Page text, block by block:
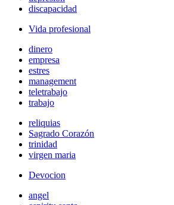
discapacidad
Vida profesional
dinero
empresa
estres
management
teletrabajo
trabajo
reliquias
Sagrado Corazón
trinidad
virgen maria
Devocion
angel